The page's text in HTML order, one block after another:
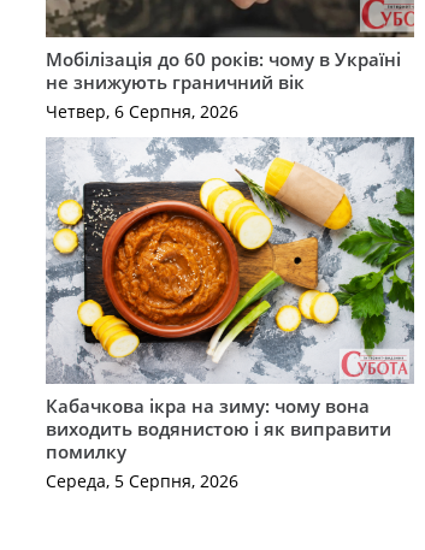
Мобілізація до 60 років: чому в Україні
не знижують граничний вік
Четвер, 6 Серпня, 2026
Кабачкова ікра на зиму: чому вона
виходить водянистою і як виправити
помилку
Середа, 5 Серпня, 2026